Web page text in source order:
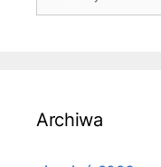
Archiwa